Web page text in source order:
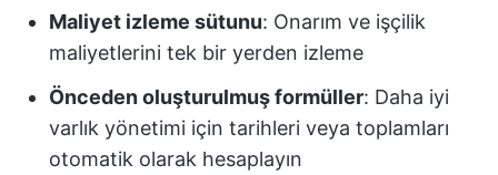
Maliyet izleme sütunu: Onarım ve işçilik
maliyetlerini tek bir yerden izleme
Önceden oluşturulmuş formüller: Daha iyi
varlık yönetimi için tarihleri veya toplamları
otomatik olarak hesaplayın